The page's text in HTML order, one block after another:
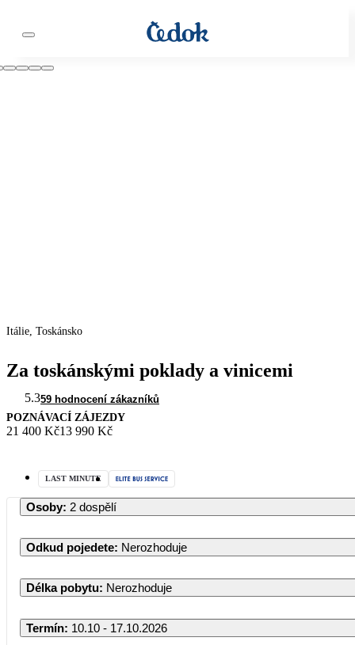
Itálie, Toskánsko
Za toskánskými poklady a vinicemi
5.359 hodnocení zákazníků
POZNÁVACÍ ZÁJEZDY
21 400 Kč13 990 Kč
LAST MINUTE
Osoby: 2 dospělí
Odkud pojedete: Nerozhoduje
Délka pobytu: Nerozhoduje
Termín: 10.10 - 17.10.2026